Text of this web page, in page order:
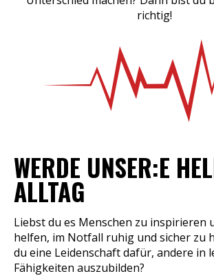
richtig!
WERDE UNSER:E
ALLTAG
Liebst du es Menschen zu inspirieren
helfen, im Notfall ruhig und sicher zu
du eine Leidenschaft dafür, andere in
Fähigkeiten auszubilden?